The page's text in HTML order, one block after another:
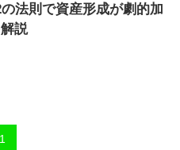
法則で資産形成が劇的加
説
1